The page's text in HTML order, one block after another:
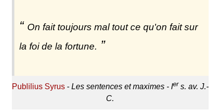
On fait toujours mal tout ce qu'on fait sur
la foi de la fortune.
Publilius Syrus- Les sentences et maximes - Iers. av. J.-
C.